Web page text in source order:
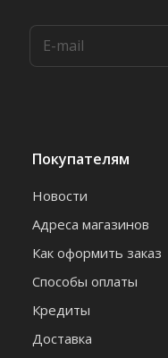
Покупателям
Новости
Адреса магазинов
Как оформить заказ
Способы оплаты
Кредиты
Доставка